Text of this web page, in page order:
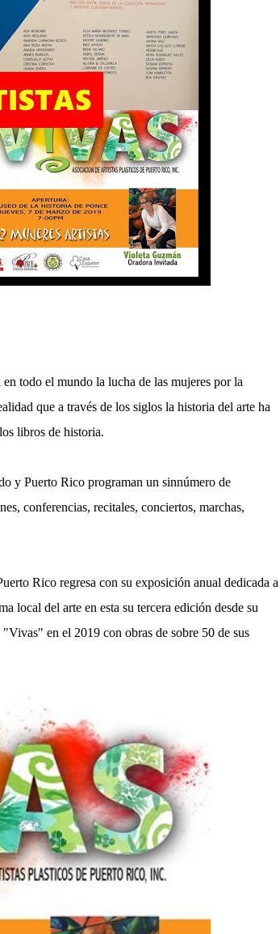
todo el mundo la lucha de las mujeres por la
que a través de los siglos la historia del arte ha
libros de historia.
y Puerto Rico programan un sinnúmero de
conferencias, recitales, conciertos, marchas,
Rico regresa con su exposición anual dedicada a
local del arte en esta su tercera edición desde su
en el 2019 con obras de sobre 50 de sus